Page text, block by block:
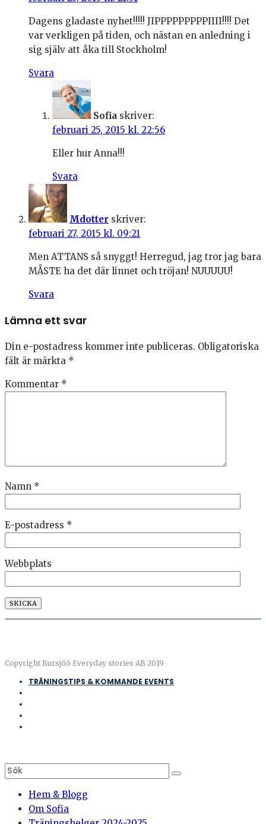
Dagens gladaste nyhet!!!!! JIPPPPPPPPPIIII!!!! Det
var verkligen på tiden, och nästan en anledning i
sig själv att åka till Stockholm!
Svara
Sofia skriver:
februari 25, 2015 kl. 22:56
Eller hur Anna!!!
Svara
Mdotter skriver:
februari 27, 2015 kl. 09:21
Men ATTANS så snyggt! Herregud, jag tror jag bara
MÅSTE ha det där linnet och tröjan! NUUUUU!
Svara
Lämna ett svar
Din e-postadress kommer inte publiceras. Obligatoriska
fält är märkta *
Kommentar *
Namn *
E-postadress *
Webbplats
Copyright Bursjöö Everyday stories AB 2019
TRÄNINGSTIPS & KOMMANDE EVENTS
Hem & Blogg
Om Sofia